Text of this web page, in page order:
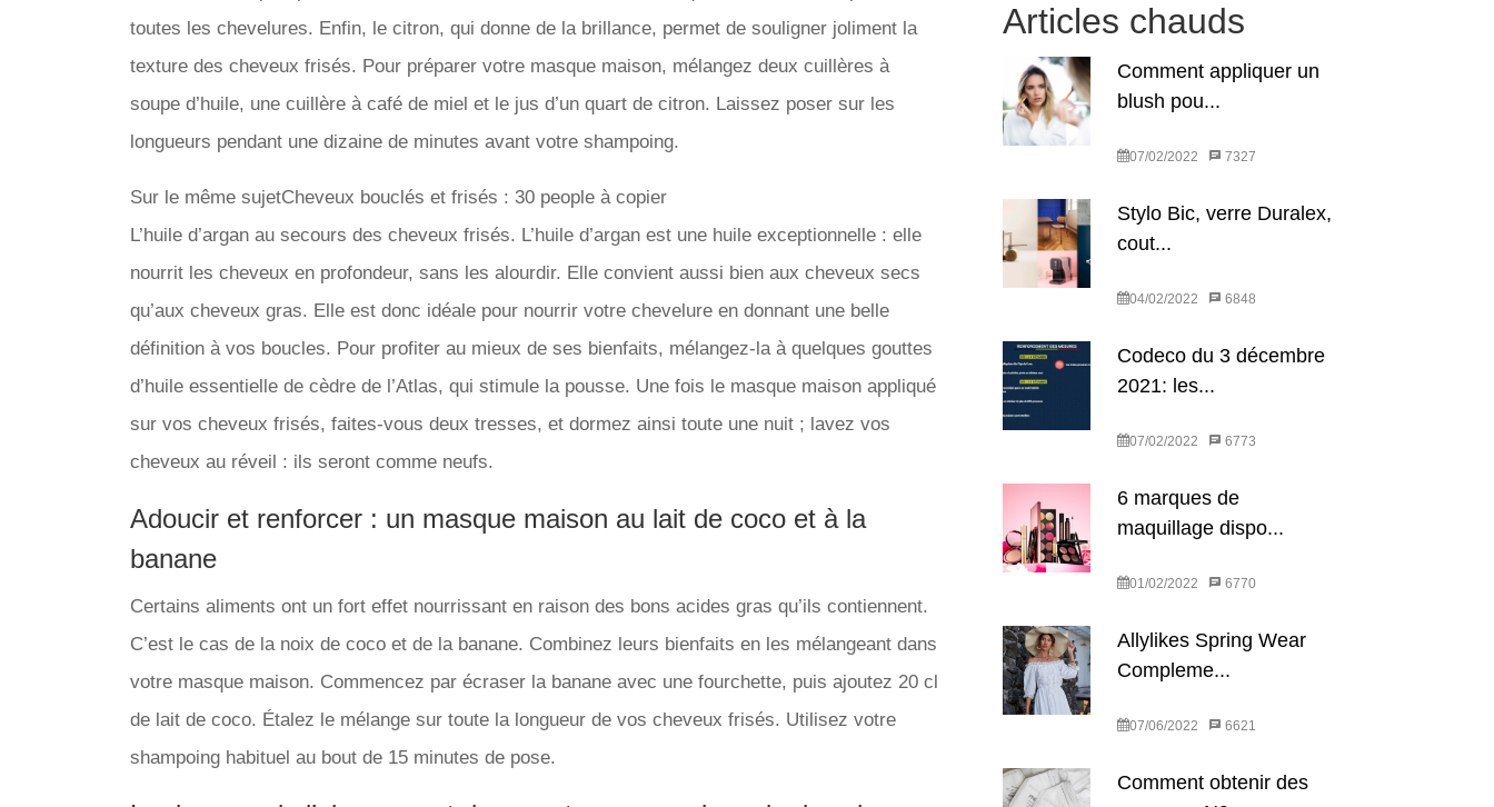
toutes les chevelures. Enfin, le citron, qui donne de la brillance, permet de souligner joliment la
texture des cheveux frisés. Pour préparer votre masque maison, mélangez deux cuillères à
soupe d’huile, une cuillère à café de miel et le jus d’un quart de citron. Laissez poser sur les
longueurs pendant une dizaine de minutes avant votre shampoing.
Sur le même sujetCheveux bouclés et frisés : 30 people à copier
L’huile d’argan au secours des cheveux frisés. L’huile d’argan est une huile exceptionnelle : elle
nourrit les cheveux en profondeur, sans les alourdir. Elle convient aussi bien aux cheveux secs
qu’aux cheveux gras. Elle est donc idéale pour nourrir votre chevelure en donnant une belle
définition à vos boucles. Pour profiter au mieux de ses bienfaits, mélangez-la à quelques gouttes
d’huile essentielle de cèdre de l’Atlas, qui stimule la pousse. Une fois le masque maison appliqué
sur vos cheveux frisés, faites-vous deux tresses, et dormez ainsi toute une nuit ; lavez vos
cheveux au réveil : ils seront comme neufs.
Adoucir et renforcer : un masque maison au lait de coco et à la
banane
Certains aliments ont un fort effet nourrissant en raison des bons acides gras qu’ils contiennent.
C’est le cas de la noix de coco et de la banane. Combinez leurs bienfaits en les mélangeant dans
votre masque maison. Commencez par écraser la banane avec une fourchette, puis ajoutez 20 cl
de lait de coco. Étalez le mélange sur toute la longueur de vos cheveux frisés. Utilisez votre
shampoing habituel au bout de 15 minutes de pose.
Articles chauds
Comment appliquer un
blush pou...
07/02/2022 7327
Stylo Bic, verre Duralex,
cout...
04/02/2022 6848
Codeco du 3 décembre
2021: les...
07/02/2022 6773
6 marques de
maquillage dispo...
01/02/2022 6770
Allylikes Spring Wear
Compleme...
07/06/2022 6621
Comment obtenir des